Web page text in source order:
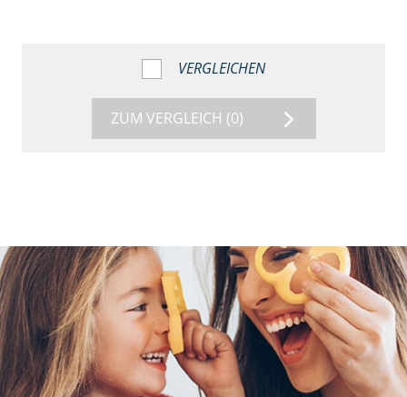
VERGLEICHEN
ZUM VERGLEICH (0)